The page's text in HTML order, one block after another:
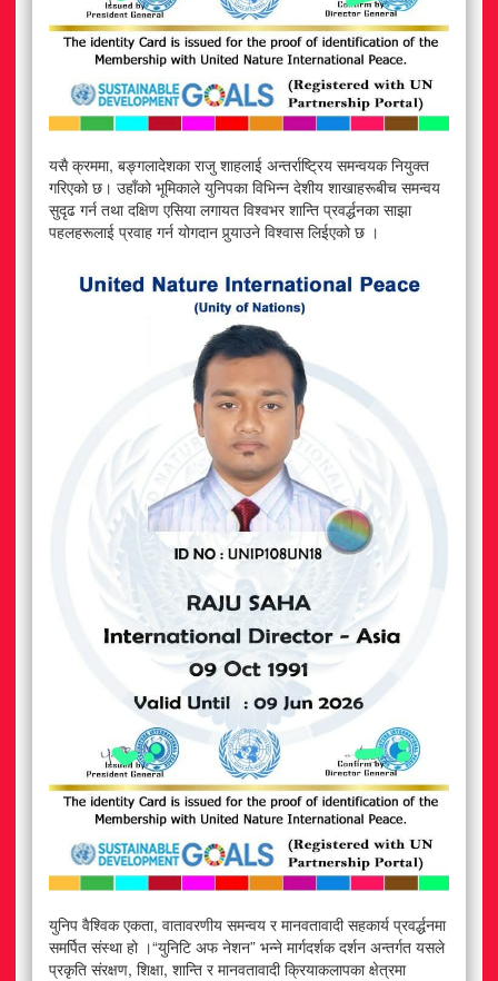
यसै क्रममा, बङ्गलादेशका राजु शाहलाई अन्तर्राष्ट्रिय समन्वयक नियुक्त
गरिएको छ। उहाँको भूमिकाले युनिपका विभिन्न देशीय शाखाहरूबीच समन्वय
सुदृढ गर्न तथा दक्षिण एसिया लगायत विश्वभर शान्ति प्रवर्द्धनका साझा
पहलहरूलाई प्रवाह गर्न योगदान पुर्‍याउने विश्वास लिईएको छ ।
युनिप वैश्विक एकता, वातावरणीय समन्वय र मानवतावादी सहकार्य प्रवर्द्धनमा
समर्पित संस्था हो ।“युनिटि अफ नेशन” भन्ने मार्गदर्शक दर्शन अन्तर्गत यसले
प्रकृति संरक्षण, शिक्षा, शान्ति र मानवतावादी क्रियाकलापका क्षेत्रमा